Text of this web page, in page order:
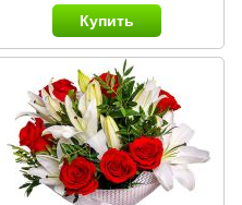
Купить